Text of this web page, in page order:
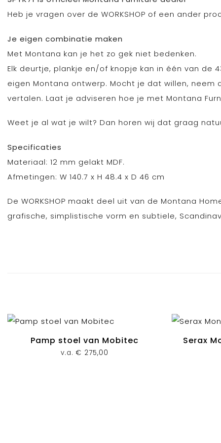
Heb je vragen over de WORKSHOP of een ander
Je eigen combinatie maken
Met Montana kan je het zo gek niet bedenken.
Elk deurtje, plankje en/of knopje kan in één van de
eigen Montana ontwerp. Mocht je dat willen,
vertalen. Laat je adviseren hoe je met Montana
Weet je al wat je wilt? Dan horen wij dat graag
Specificaties
Materiaal: 12 mm gelakt MDF.
Afmetingen: W 140.7 x H 48.4 x D 46 cm
De WORKSHOP maakt deel uit van de Montana
grafische, simplistische vorm en subtiele,
Pamp stoel van Mobitec
v.a.€ 275,00
Serax